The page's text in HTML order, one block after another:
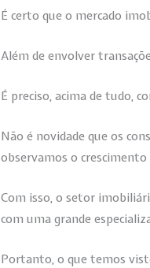
É certo que o mercado
Além de envolver
É preciso, acima de tudo,
Não é novidade que os
observamos o
Com isso, o setor
com uma grande
Portanto, o que temos